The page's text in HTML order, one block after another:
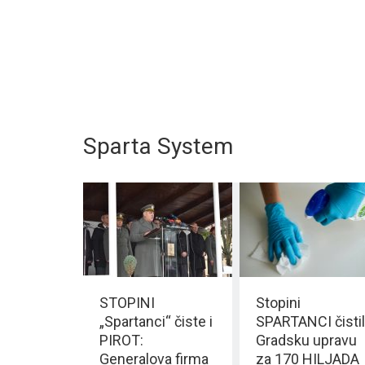
Sparta System
STOPINI
„Spartanci“ čiste i
PIROT:
Generalova firma
Stopini
SPARTANCI
Gradsku upravu
za 170 HILJADA